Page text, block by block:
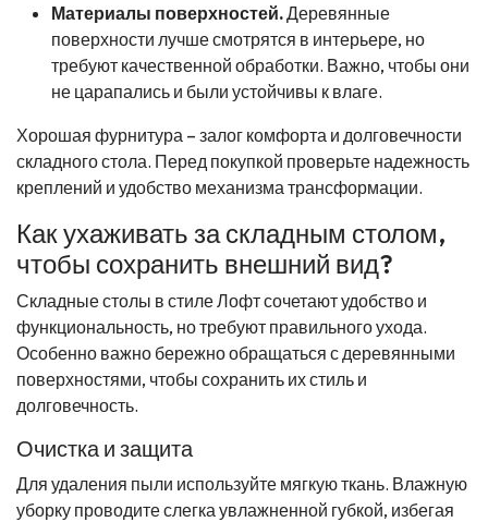
Материалы поверхностей.Деревянные
поверхности лучше смотрятся в интерьере, но
требуют качественной обработки. Важно, чтобы они
не царапались и были устойчивы к влаге.
Хорошая фурнитура – залог комфорта и долговечности
складного стола. Перед покупкой проверьте надежность
креплений и удобство механизма трансформации.
Как ухаживать за складным столом,
чтобы сохранить внешний вид?
Складные столы в стиле Лофт сочетают удобство и
функциональность, но требуют правильного ухода.
Особенно важно бережно обращаться с деревянными
поверхностями, чтобы сохранить их стиль и
долговечность.
Очистка и защита
Для удаления пыли используйте мягкую ткань. Влажную
уборку проводите слегка увлажненной губкой, избегая